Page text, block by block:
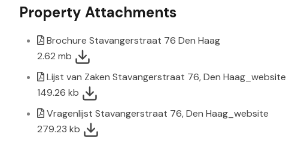
Property Attachments
Brochure Stavangerstraat 76 Den Haag
2.62 mb
Lijst van Zaken Stavangerstraat 76, Den Haag_website
149.26 kb
Vragenlijst Stavangerstraat 76, Den Haag_website
279.23 kb